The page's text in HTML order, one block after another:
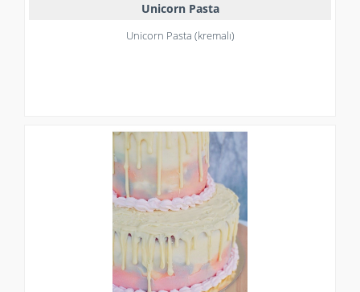
Unicorn Pasta
Unicorn Pasta (kremalı)